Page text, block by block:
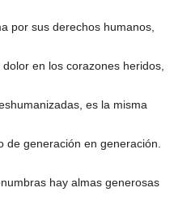
por sus derechos humanos,
en los corazones heridos,
es la misma
generación en generación.
hay almas generosas